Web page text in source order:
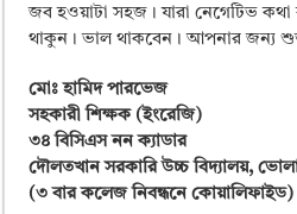
জব হওয়াটা সহজ। যারা নেগেটিভ কথা
থাকুন। ভাল থাকবেন। আপনার জন্য
মোঃ হামিদ পারভেজ
সহকারী শিক্ষক (ইংরেজি)
৩৪ বিসিএস নন ক্যাডার
দৌলতখান সরকারি উচ্চ বিদ্যালয়,
(৩ বার কলেজ নিবন্ধনে কোয়ালিফাইড)